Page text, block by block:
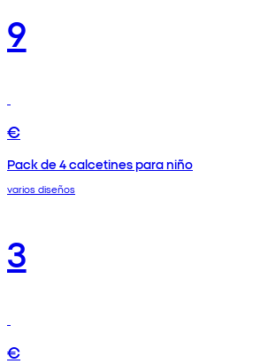
9
€
Pack de 4 calcetines para niño
varios diseños
3
€